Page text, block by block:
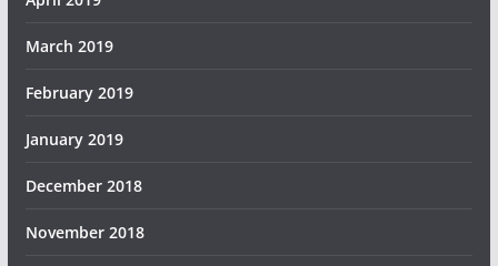
March 2019
February 2019
January 2019
December 2018
November 2018